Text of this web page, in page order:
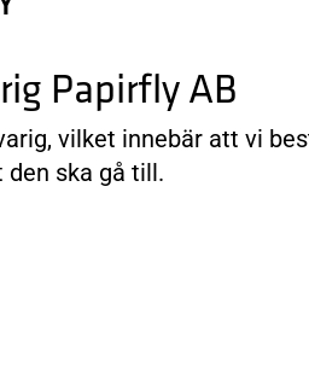
Papirfly AB
vilket innebär att vi
ska gå till.